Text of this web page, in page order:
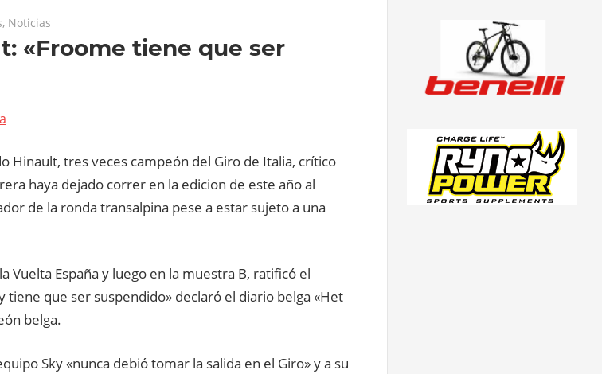
, Noticias
«Froome tiene que ser
Hinault, tres veces campeón del Giro de Italia, crítico
haya dejado correr en la edicion de este año al
de la ronda transalpina pese a estar sujeto a una
Vuelta España y luego en la muestra B, ratificó el
tiene que ser suspendido» declaró el diario belga «Het
belga.
Sky «nunca debió tomar la salida en el Giro» y a su